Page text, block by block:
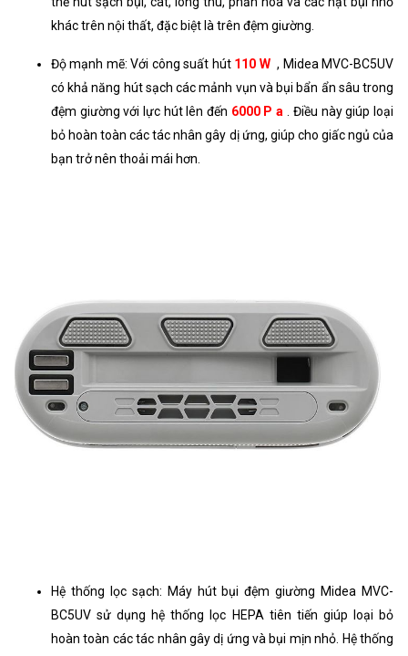
khác trên nội thất, đặc biệt là trên đệm giường.
Độ mạnh mẽ: Với công suất hút 110 W , Midea MVC-BC5UV
có khả năng hút sạch các mảnh vụn và bụi bẩn ẩn sâu trong
đệm giường với lực hút lên đến 6000 P a
. Điều này giúp loại
bỏ hoàn toàn các tác nhân gây dị ứng, giúp cho giấc ngủ của
bạn trở nên thoải mái hơn.
Hệ thống lọc sạch: Máy hút bụi đệm giường Midea MVC-
BC5UV sử dụng hệ thống lọc HEPA tiên tiến giúp loại bỏ
hoàn toàn các tác nhân gây dị ứng và bụi mịn nhỏ. Hệ thống